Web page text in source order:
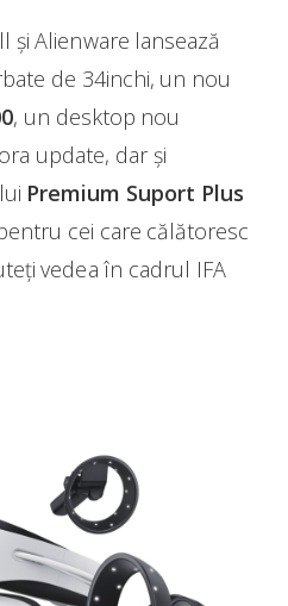
și Alienware lansează
de 34inchi, un nou
, un desktop nou
update, dar și
Premium Suport Plus
cei care călătoresc
vedea în cadrul IFA